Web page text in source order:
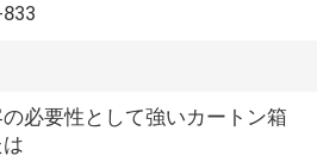
必要性として強いカートン箱